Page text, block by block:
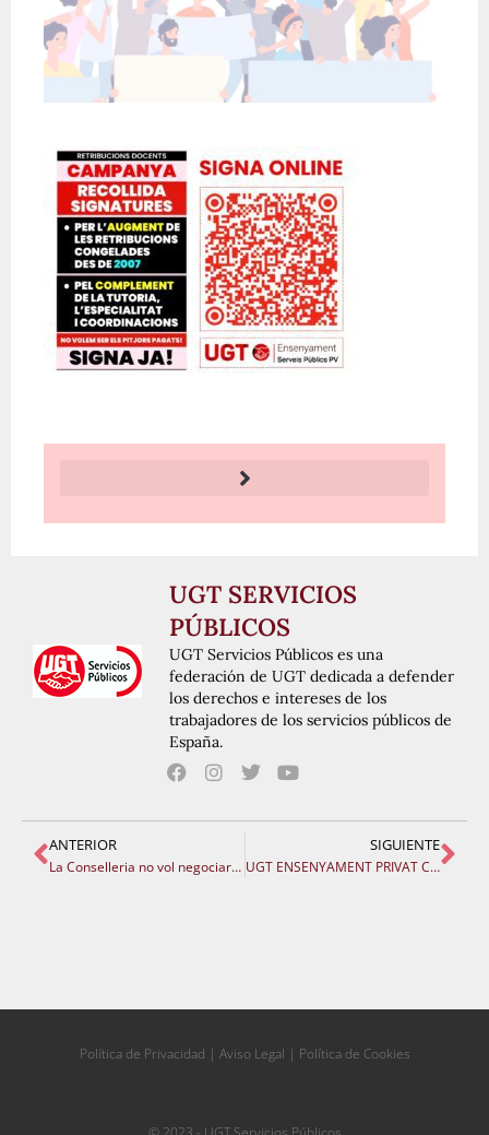
UGT SERVICIOS
PÚBLICOS
UGT Servicios Públicos es una
federación de UGT dedicada a defender
los derechos e intereses de los
trabajadores de los servicios públicos de
España.
ANTERIOR
La Conselleria no vol negociar increments salarials ni millores en les condicions laborals del professorat.
SIGUIENTE
UGT ENSENYAMENT PRIVAT CONCERTAT. Concentració el divendres 3 d’octubre a les 18:00h en la Plaça de Manises
Política de Privacidad | Aviso Legal | Política de Cookies